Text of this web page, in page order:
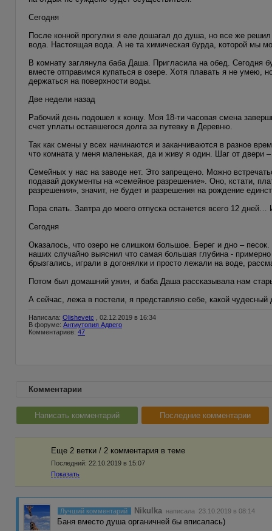
Сегодня
После конной прогулки я еле дошагал до душа, но все же
вода. Настоящая вода. А не та химическая бурда, которой мы
В комнату заглянула баба Даша. Пригласила на обед.
вместе отправимся купаться в озере. Хотя плавать я не умею,
держаться на поверхности воды.
Две недели назад
Рабочий день подошел к концу. Моя 18-ти часовая смена
счет уплаты оставшегося долга за путевку в Деревню.
Так как смены у всех начинаются и заканчиваются в разное
что комната у меня маленькая, да и живу я один. Шаг от двери
Семейных у нас на заводе нет. Это запрещено. Можно
подавай документы на «семейное разрешение». Оно, кстати,
разрешения», значит, не будет и разрешения на рождение
Пора спать. Завтра до моего отпуска останется всего 12
Сегодня
Оказалось, что озеро не слишком большое. Берег и дно –
наших случайно выяснил что самая большая глубина -
брызгались, играли в догонялки и просто лежали на воде,
Потом был домашний ужин, и баба Даша рассказывала нам
А сейчас, лежа в постели, я представляю себе, какой
Написала: Olishevetc , 02.12.2019 в 16:34
В форуме: Антиутопия Адвего
Комментариев: 47
Комментарии
Написать комментарий Последние комментарии
Еще 2 ветки / 2 комментария в темe
Последний: 22.10.2019 в 15:07
Показать
Лучший комментарий Nikulka написала 23.10.2019 в 08:14
Баня вместо душа органичней бы вписалась)